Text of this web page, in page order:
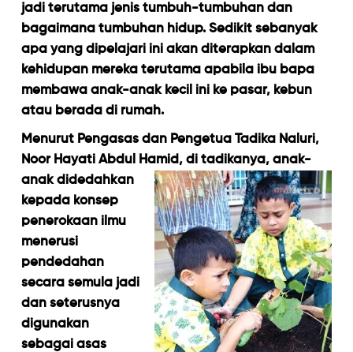
jadi terutama jenis tumbuh-tumbuhan dan
bagaimana tumbuhan hidup. Sedikit sebanyak
apa yang dipelajari ini akan diterapkan dalam
kehidupan mereka terutama apabila ibu bapa
membawa anak-anak kecil ini ke pasar, kebun
atau berada di rumah.
Menurut Pengasas dan Pengetua Tadika Naluri,
Noor Hayati Abdul Hamid, di tadikanya, anak-
anak didedahkan
kepada konsep
penerokaan ilmu
menerusi
pendedahan
secara semula jadi
dan seterusnya
digunakan
sebagai asas